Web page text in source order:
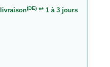
(DE)** 1 à 3 jours